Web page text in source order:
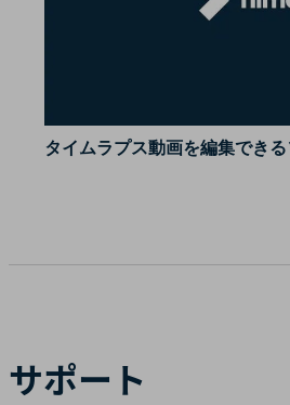
タイムラプス動画を編集でき
サポート